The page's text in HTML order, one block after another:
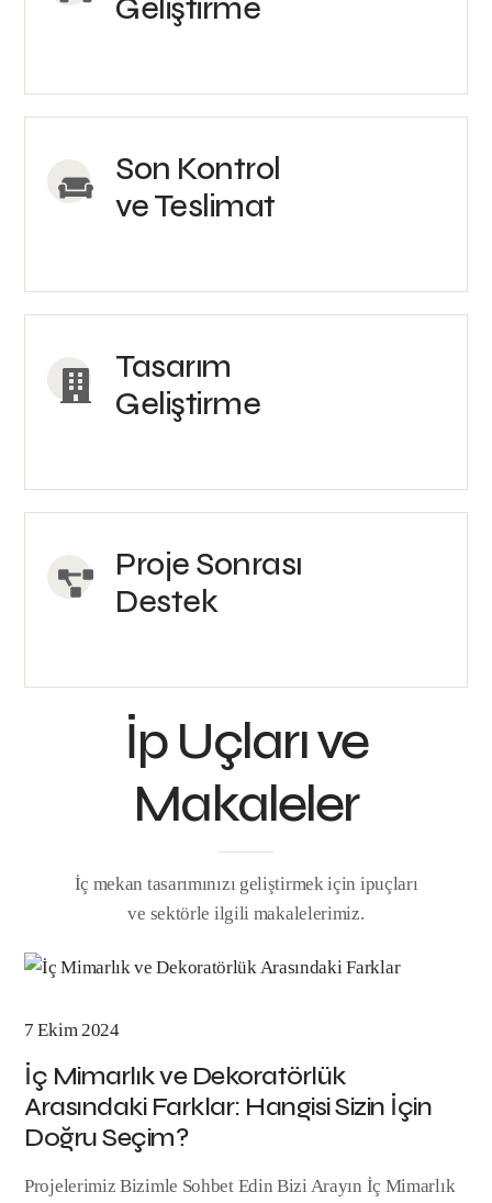
Geliştirme
Son Kontrol
ve Teslimat
Tasarım
Geliştirme
Proje Sonrası
Destek
İp Uçları ve
Makaleler
İç mekan tasarımınızı geliştirmek için ipuçları
ve sektörle ilgili makalelerimiz.
7 Ekim 2024
İç Mimarlık ve Dekoratörlük
Arasındaki Farklar: Hangisi Sizin İçin
Doğru Seçim?
Projelerimiz Bizimle Sohbet Edin Bizi Arayın İç Mimarlık